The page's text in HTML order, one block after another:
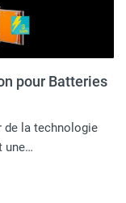
pour Batteries
de la technologie
une…